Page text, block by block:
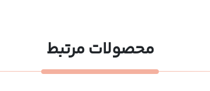
محصولات مرتبط